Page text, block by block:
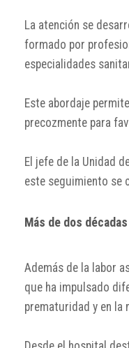
La atención se
formado por
especialidades
Este abordaje
precozmente para
El jefe de la Unidad
este seguimiento se
Más de dos
Además de la labor
que ha impulsado
prematuridad y en la